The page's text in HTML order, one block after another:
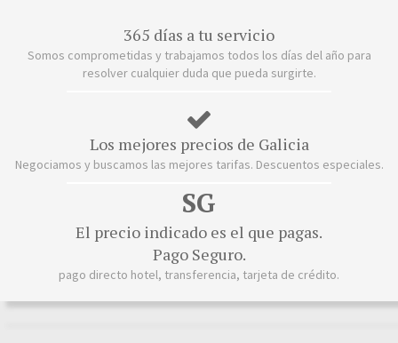
365 días a tu servicio
Somos comprometidas y trabajamos todos los días del año para
resolver cualquier duda que pueda surgirte.
Los mejores precios de Galicia
Negociamos y buscamos las mejores tarifas. Descuentos especiales.
SG
El precio indicado es el que pagas.
Pago Seguro.
pago directo hotel, transferencia, tarjeta de crédito.